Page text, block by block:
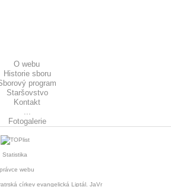
O webu
Historie sboru
program
Staršovstvo
Kontakt
Fotogalerie
Statistika
webu
církev evangelická Liptál. JaVr